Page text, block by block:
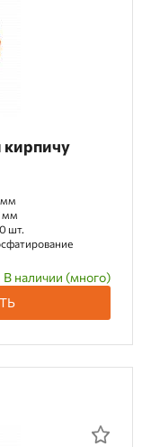
кирпичу
мм
мм
шт.
В наличии (много)